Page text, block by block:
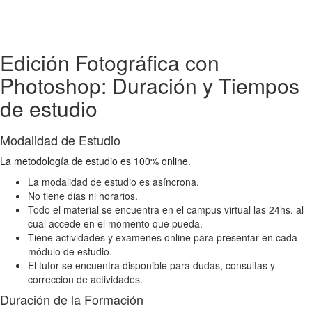
Edición Fotográfica con
Photoshop: Duración y Tiempos
de estudio
Modalidad de Estudio
La metodología de estudio es 100% online.
La modalidad de estudio es asíncrona.
No tiene dias ni horarios.
Todo el material se encuentra en el campus virtual las 24hs. al
cual accede en el momento que pueda.
Tiene actividades y examenes online para presentar en cada
módulo de estudio.
El tutor se encuentra disponible para dudas, consultas y
correccion de actividades.
Duración de la Formación